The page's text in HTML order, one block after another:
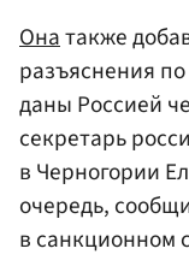
Онатакже
разъяснения
даны Россией
секретарь
в Черногории
очередь,
в санкционном